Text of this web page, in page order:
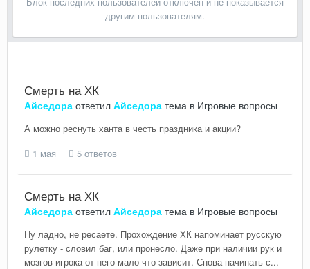
другим пользователям.
Смерть на ХК
Айседора ответил Айседора тема в Игровые вопросы
А можно реснуть ханта в честь праздника и акции?
1 мая
5 ответов
Смерть на ХК
Айседора ответил Айседора тема в Игровые вопросы
Ну ладно, не ресаете. Прохождение ХК напоминает русскую
рулетку - словил баг, или пронесло. Даже при наличии рук и
мозгов игрока от него мало что зависит. Снова начинать с...